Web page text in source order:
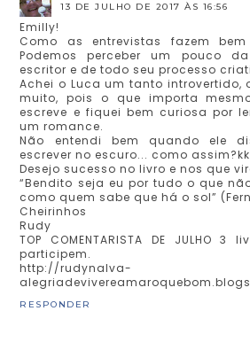
13 DE JULHO DE 2017 ÀS 16:56
Emilly!
Como as entrevistas fazem
Podemos perceber um pouco
escritor e de todo seu processo
Achei o Luca um tanto introvertido,
muito, pois o que importa
escreve e fiquei bem curiosa por
um romance.
Não entendi bem quando ele
escrever no escuro... como
Desejo sucesso no livro e nos que
“Bendito seja eu por tudo o que
como quem sabe que há o sol”
Cheirinhos
Rudy
TOP COMENTARISTA DE JULHO
participem.
http://rudynalva-
RESPONDER